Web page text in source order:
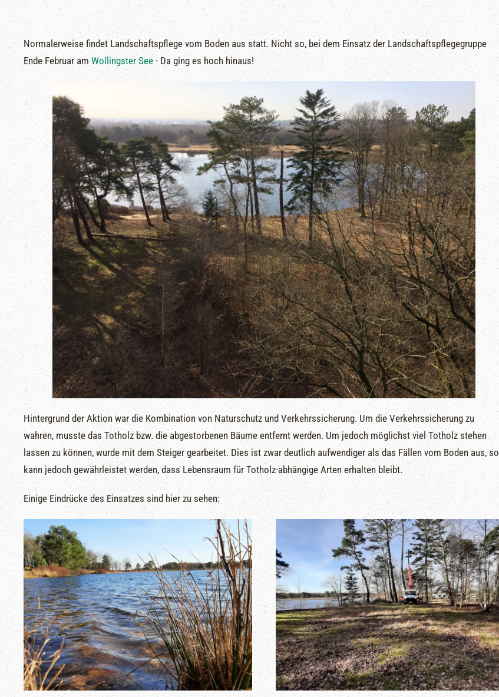
Normalerweise findet Landschaftspflege vom Boden aus statt. Nicht so, bei dem Einsatz der Landschaftspflegegruppe
Ende Februar amWollingster See - Da ging es hoch hinaus!
Hintergrund der Aktion war die Kombination von Naturschutz und Verkehrssicherung. Um die Verkehrssicherung zu
wahren, musste das Totholz bzw. die abgestorbenen Bäume entfernt werden. Um jedoch möglichst viel Totholz stehen
lassen zu können, wurde mit dem Steiger gearbeitet. Dies ist zwar deutlich aufwendiger als das Fällen vom Boden aus, so
kann jedoch gewährleistet werden, dass Lebensraum für Totholz-abhängige Arten erhalten bleibt.
Einige Eindrücke des Einsatzes sind hier zu sehen:
See von unten
:-)